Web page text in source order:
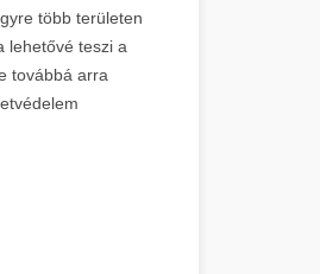
több területen
lehetővé teszi a
továbbá arra